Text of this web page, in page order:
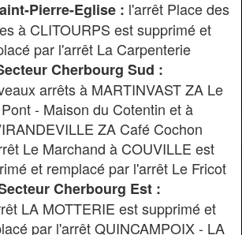
Rechercher
Pierre-Eglise : l'arrêt Place des
à CLITOURPS est supprimé et
par l'arrêt La Carpenterie
Cherbourg Sud :
arrêts à MARTINVAST ZA Le
Pont - Maison du Cotentin et à
ZA Café Cochon
Le Marchand à COUVILLE est
et remplacé par l'arrêt Le Fricot
Cherbourg Est :
LA MOTTERIE est supprimé et
par l'arrêtQUINCAMPOIX - LA